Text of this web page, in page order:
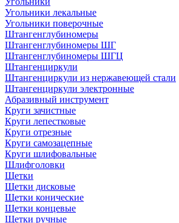
Угольники лекальные
Угольники поверочные
Штангенглубиномеры
Штангенглубиномеры ШГ
Штангенглубиномеры ШГЦ
Штангенциркули
Штангенциркули из нержавеющей стали
Штангенциркули электронные
Абразивный инструмент
Круги зачистные
Круги лепестковые
Круги отрезные
Круги самозацепные
Круги шлифовальные
Шлифголовки
Щетки
Щетки дисковые
Щетки конические
Щетки концевые
Щетки ручные